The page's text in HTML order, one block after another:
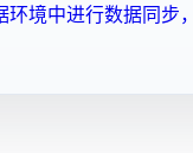
环境中进行数据同步